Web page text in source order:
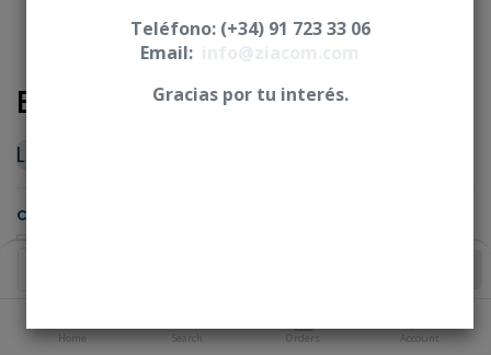
Home Search Orders Account
Basic Analogue
Login
Connection
Teléfono: (+34) 91 723 33 06
Email:
Gracias por tu interés.